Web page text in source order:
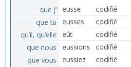
que j’ eusse
codifié
que tu
eusses
codifié
qu’il, qu’elle
eût
codifié
que nous
eussions
codifié
que vous
eussiez
codifié